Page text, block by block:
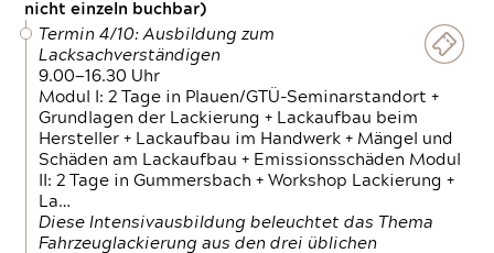
nicht einzeln buchbar)
Termin 4/10: Ausbildung zum
Lacksachverständigen
9.00—16.30 Uhr
Modul I: 2 Tage in Plauen/GTÜ-Seminarstandort +
Grundlagen der Lackierung + Lackaufbau beim
Hersteller + Lackaufbau im Handwerk + Mängel und
Schäden am Lackaufbau + Emissionsschäden Modul
II: 2 Tage in Gummersbach + Workshop Lackierung +
La…
Diese Intensivausbildung beleuchtet das Thema
Fahrzeuglackierung aus den drei üblichen